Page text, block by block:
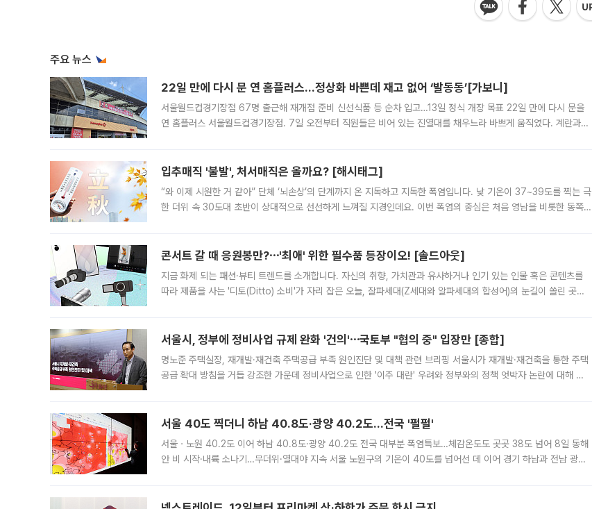
주요 뉴스
22일 만에 다시 문 연 홈플러스…정상화 바쁜데 재고 없어 ‘발동동’[가보니]
서울월드컵경기장점 67명 출근해 재개점 준비 신선식품 등 순차 입고…13일 정식 개장 목표 22일 만에 다시 문을
연 홈플러스 서울월드컵경기장점. 7일 오전부터 직원들은 비어 있는 진열대를 채우느라 바쁘게 움직였다. 계란과
입추매직 '불발', 처서매직은 올까요? [해시태그]
“와 이제 시원한 거 같아” 단체 ‘뇌손상’의 단계까지 온 지독하고 지독한 폭염입니다. 낮 기온이 37~39도를 찍는 극
한 더위 속 30도대 초반이 상대적으로 선선하게 느껴질 지경인데요. 이번 폭염의 중심은 처음 영남을 비롯한 동쪽
콘서트 갈 때 응원봉만?⋯'최애' 위한 필수품 등장이오! [솔드아웃]
지금 화제 되는 패션·뷰티 트렌드를 소개합니다. 자신의 취향, 가치관과 유사하거나 인기 있는 인물 혹은 콘텐츠를
따라 제품을 사는 '디토(Ditto) 소비'가 자리 잡은 오늘, 잘파세대(Z세대와 알파세대의 합성어)의 눈길이 쏠린 곳은
서울시, 정부에 정비사업 규제 완화 '건의'⋯국토부 "협의 중" 입장만 [종합]
명노준 주택실장, 재개발·재건축 주택공급 부족 원인진단 및 대책 관련 브리핑 서울시가 재개발·재건축을 통한 주택
공급 확대 방침을 거듭 강조한 가운데 정비사업으로 인한 '이주 대란' 우려와 정부와의 정책 엇박자 논란에 대해 정
서울 40도 찍더니 하남 40.8도·광양 40.2도…전국 '펄펄'
서울ㆍ노원 40.2도 이어 하남 40.8도·광양 40.2도 전국 대부분 폭염특보…체감온도도 곳곳 38도 넘어 8일 동해
안 비 시작·내륙 소나기…무더위·열대야 지속 서울 노원구의 기온이 40도를 넘어선 데 이어 경기 하남과 전남 광양